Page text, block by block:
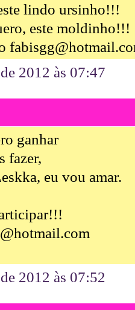
lindo ursinho!!!
este moldinho!!!
2012 às 07:47
ganhar
fazer,
eu vou amar.
2012 às 07:52